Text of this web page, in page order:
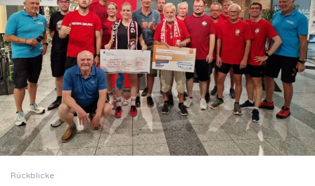
Rückblicke